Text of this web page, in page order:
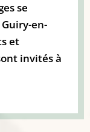
se
en-
et
invités à